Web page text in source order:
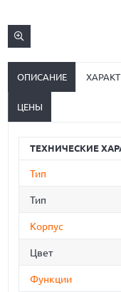
ОПИСАНИЕ
ЦЕНЫ
ТЕХНИЧЕСКИЕ
Тип
Тип
Корпус
Цвет
Функции